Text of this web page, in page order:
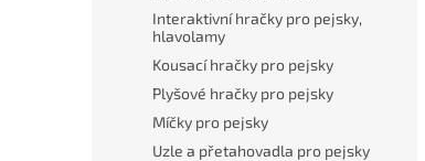
Interaktivní hračky pro pejsky,
hlavolamy
Kousací hračky pro pejsky
Plyšové hračky pro pejsky
Míčky pro pejsky
Uzle a přetahovadla pro pejsky